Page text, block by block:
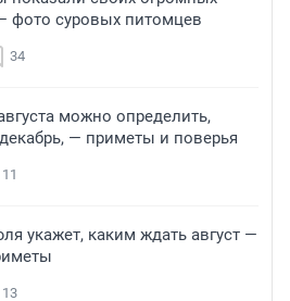
фото суровых питомцев
34
можно определить,
— приметы и поверья
11
укажет, каким ждать август —
13